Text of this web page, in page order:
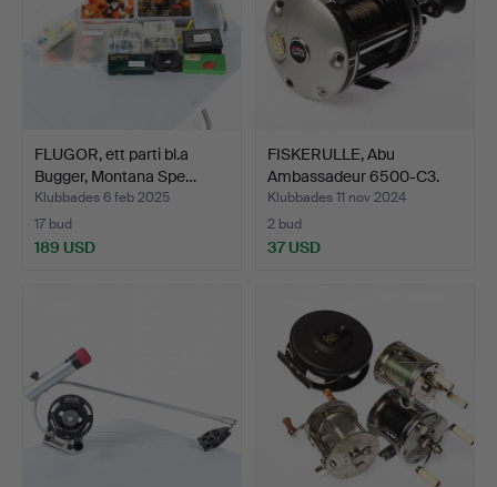
FLUGOR, ett parti bl.a
Bugger, Montana Spe…
Klubbades 6 feb 2025
17 bud
189 USD
FISKERULLE, Abu
Ambassadeur 6500-C3.
Klubbades 11 nov 2024
2 bud
37 USD